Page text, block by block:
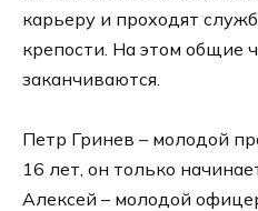
карьеру и проходят
крепости. На этом общие
заканчиваются.
Петр Гринев – молодой
16 лет, он только
Алексей – молодой